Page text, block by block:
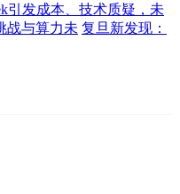
引发成本、技术质疑，未
战与算力未 复旦新发现：